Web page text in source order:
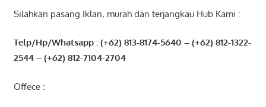
Silahkan pasang Iklan, murah dan terjangkau Hub Kami :
Telp/Hp/Whatsapp : (+62) 813-8174-5640 – (+62) 812-1322-
2544– (+62) 812-7104-2704
Offece :